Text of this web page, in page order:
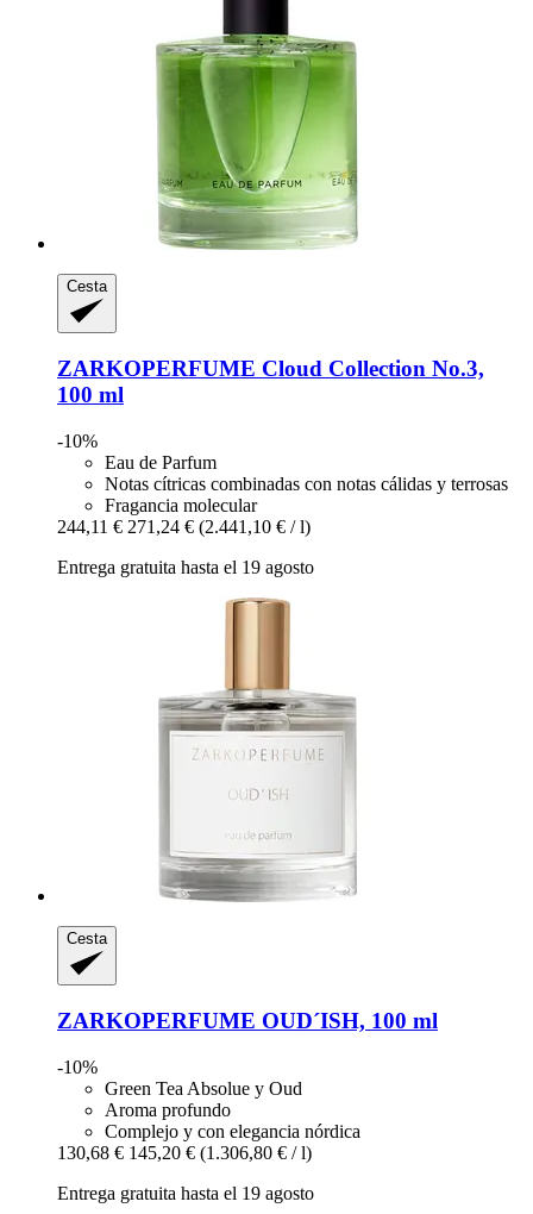
Cesta
ZARKOPERFUME Cloud Collection No.3,
100 ml
-10%
Eau de Parfum
Notas cítricas combinadas con notas cálidas y terrosas
Fragancia molecular
244,11 € 271,24 € (2.441,10 € / l)
Entrega gratuita hasta el 19 agosto
Cesta
ZARKOPERFUME OUD´ISH, 100 ml
-10%
Green Tea Absolue y Oud
Aroma profundo
Complejo y con elegancia nórdica
130,68 € 145,20 € (1.306,80 € / l)
Entrega gratuita hasta el 19 agosto